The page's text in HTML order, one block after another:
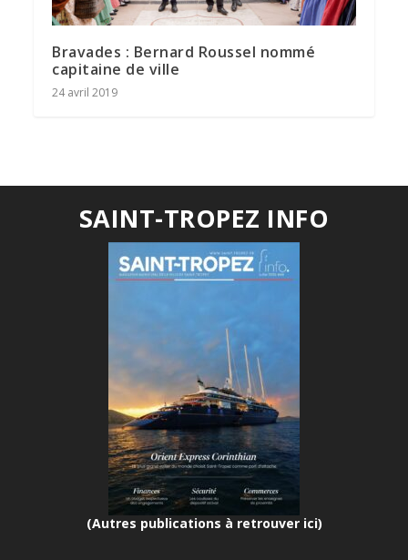
Bravades : Bernard Roussel nommé
capitaine de ville
24 avril 2019
SAINT-TROPEZ INFO
(Autres publications à retrouver ici)